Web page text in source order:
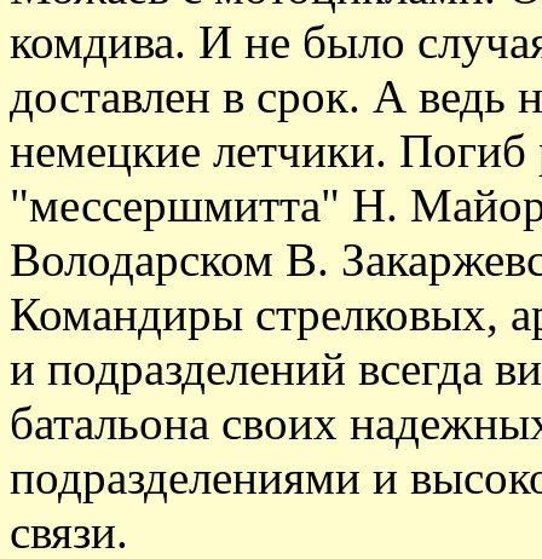
комдива. И не было
доставлен в срок. А ведь
немецкие летчики. Погиб
"мессершмитта" Н.
Володарском В.
Командиры стрелковых,
и подразделений всегда
батальона своих
подразделениями и
связи.